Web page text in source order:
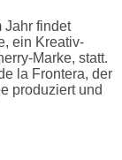
Jahr findet
ein Kreativ-
Marke, statt.
la Frontera, der
produziert und